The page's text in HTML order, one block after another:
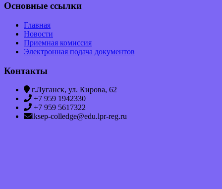
Основные ссылки
Главная
Новости
Приемная комиссия
Электронная подача документов
Контакты
г.Луганск, ул. Кирова, 62
+7 959 1942330
+7 959 5617322
lksep-colledge@edu.lpr-reg.ru